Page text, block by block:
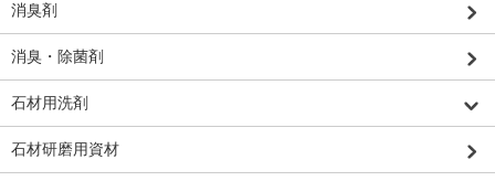
消臭剤
消臭・除菌剤
石材用洗剤
石材研磨用資材